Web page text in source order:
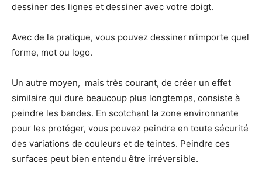
dessiner des lignes et dessiner avec votre doigt.
Avec de la pratique, vous pouvez dessiner n’importe quel
forme, mot ou logo.
Un autre moyen, mais très courant, de créer un effet
similaire qui dure beaucoup plus longtemps, consiste à
peindre les bandes. En scotchant la zone environnante
pour les protéger, vous pouvez peindre en toute sécurité
des variations de couleurs et de teintes. Peindre ces
surfaces peut bien entendu être irréversible.